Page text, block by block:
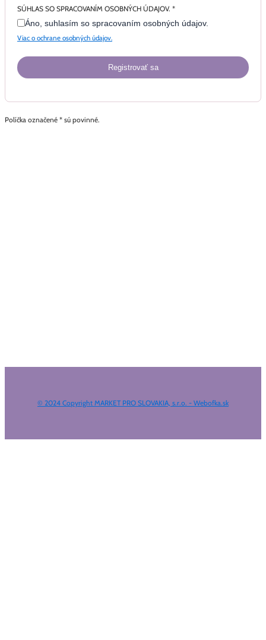
SÚHLAS SO SPRACOVANÍM OSOBNÝCH ÚDAJOV. *
Áno, suhlasím so spracovaním osobných údajov.
Viac o ochrane osobných údajov.
Registrovať sa
Políčka označené * sú povinné.
© 2024 Copyright MARKET PRO SLOVAKIA, s.r.o. - Webofka.sk